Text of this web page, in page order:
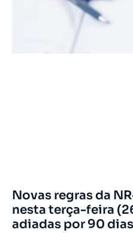
Novas regras da
nesta terça-feira
adiadas por 90 dias